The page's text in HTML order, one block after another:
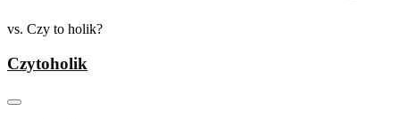
vs. Czy to holik?
Czytoholik